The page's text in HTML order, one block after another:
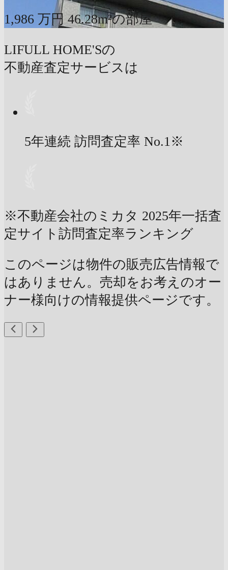
1,986 万円 46.28m²の部屋
LIFULL HOME'Sの
不動産査定サービスは
5年連続 訪問査定率 No.1※
※不動産会社のミカタ 2025年一括査
定サイト訪問査定率ランキング
このページは物件の販売広告情報で
はありません。売却をお考えのオー
ナー様向けの情報提供ページです。